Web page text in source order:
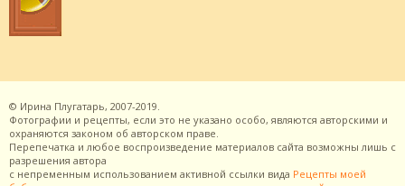
© Ирина Плугатарь, 2007-2019.
Фотографии и рецепты, если это не указано особо, являются авторскими и
охраняются законом об авторском праве.
Перепечатка и любое воспроизведение материалов сайта возможны лишь с
разрешения автора
с непременным использованием активной ссылки вида Рецепты моей